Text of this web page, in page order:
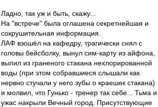
Ладно, так уж и быть, скажу...
На "встрече" была оглашена секретнейшая и
сокрушительная информация.
ЛАФ взошёл на кафедру, трагически снял с
головы бейсболку, вынул сим-карту из айфона,
выпил из граненого стакана нехлорированной
воды (при этом собравшиеся слышали как
нервно стучали у него зубы о краешек стакана)
и молвил, что Гунько - тренер так себе... Тьма и
ужас накрыли Вечный город. Присутствующие